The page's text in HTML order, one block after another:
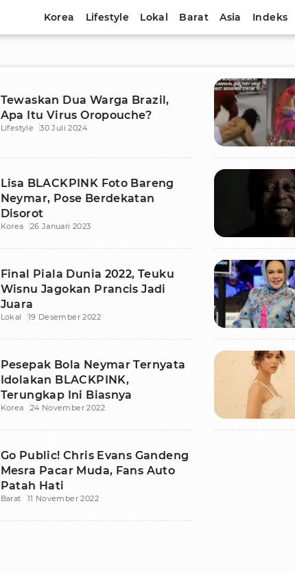
Korea Lifestyle Lokal Barat Asia Indeks
Tewaskan Dua Warga Brazil,
Apa Itu Virus Oropouche?
Lifestyle 30 Juli 2024
Lisa BLACKPINK Foto Bareng
Neymar, Pose Berdekatan
Disorot
Korea 26 Januari 2023
Final Piala Dunia 2022, Teuku
Wisnu Jagokan Prancis Jadi
Juara
Lokal 19 Desember 2022
Pesepak Bola Neymar Ternyata
Idolakan BLACKPINK,
Terungkap Ini Biasnya
Korea 24 November 2022
Go Public! Chris Evans Gandeng
Mesra Pacar Muda, Fans Auto
Patah Hati
Barat 11 November 2022